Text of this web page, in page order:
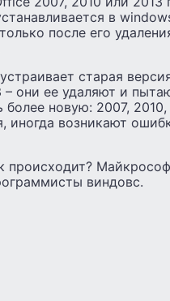
в
после его
старая
они ее удаляют и
более новую: 2007,
иногда возникают
происходит?
виндовс.